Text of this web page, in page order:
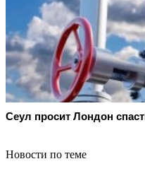
Сеул просит Лондон
Новости по теме